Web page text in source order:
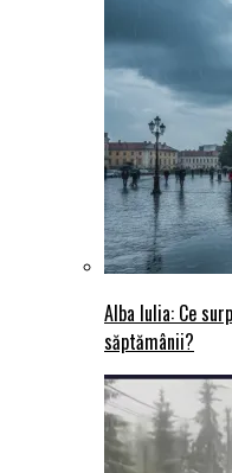
Alba Iulia: Ce
săptămânii?